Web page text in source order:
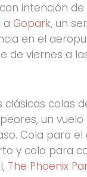
intención
a Gopark, un
en el
viernes a
clásicas colas
un
Cola para
y cola para
The Phoenix